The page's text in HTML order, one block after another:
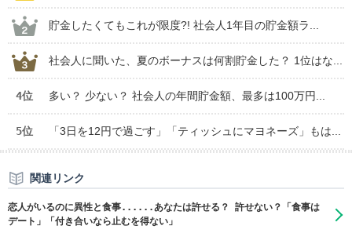
貯金したくてもこれが限度?! 社会人1年目の貯金額ラ...
社会人に聞いた、夏のボーナスは何割貯金した？ 1位はな...
4位 多い？ 少ない？ 社会人の年間貯金額、最多は100万円...
5位 「3日を12円で過ごす」「ティッシュにマヨネーズ」もは...
関連リンク
恋人がいるのに異性と食事......あなたは許せる？ 許せない？「食事は
デート」「付き合いなら止むを得ない」